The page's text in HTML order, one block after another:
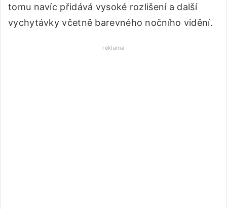
tomu navíc přidává vysoké rozlišení a další
vychytávky včetně barevného nočního vidění.
reklama